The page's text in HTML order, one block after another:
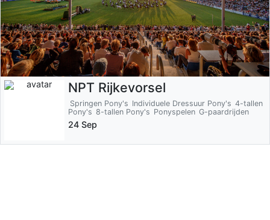
NPT Rijkevorsel
Springen Pony's Individuele Dressuur Pony's 4-tallen
Pony's 8-tallen Pony's Ponyspelen G-paardrijden
24 Sep